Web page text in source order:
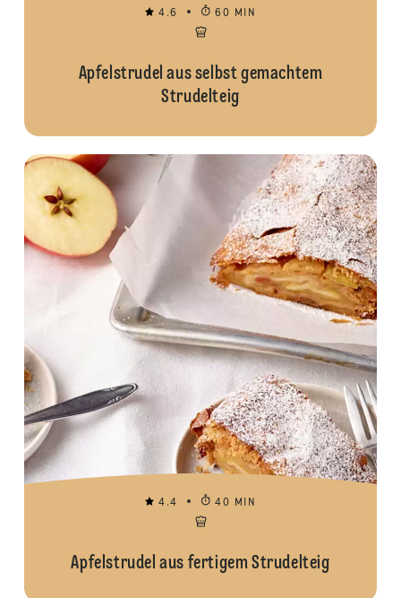
4.6 60 MIN
Apfelstrudel aus selbst gemachtem
Strudelteig
4.4 40 MIN
Apfelstrudel aus fertigem Strudelteig